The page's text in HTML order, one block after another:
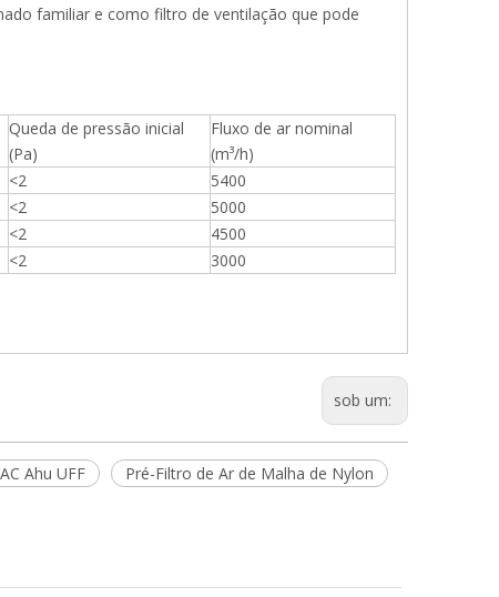
familiar e como filtro de ventilação que pode
Queda de pressão inicial
(Pa)
Fluxo de ar nominal
(m³/h)
<2
5400
<2
5000
<2
4500
<2 3000
sob um:
Ahu UFF Pré-Filtro de Ar de Malha de Nylon